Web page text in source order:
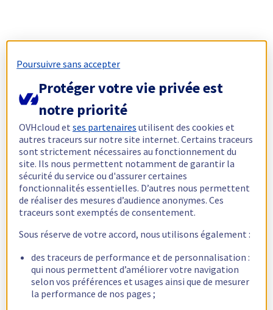
Poursuivre sans accepter
Protéger votre vie privée est
notre priorité
OVHcloud etses partenaires utilisent des cookies et
autres traceurs sur notre site internet. Certains traceurs
sont strictement nécessaires au fonctionnement du
site. Ils nous permettent notamment de garantir la
sécurité du service ou d'assurer certaines
fonctionnalités essentielles. D’autres nous permettent
de réaliser des mesures d’audience anonymes. Ces
traceurs sont exemptés de consentement.
Sous réserve de votre accord, nous utilisons également :
des traceurs de performance et de personnalisation :
qui nous permettent d’améliorer votre navigation
selon vos préférences et usages ainsi que de mesurer
la performance de nos pages ;